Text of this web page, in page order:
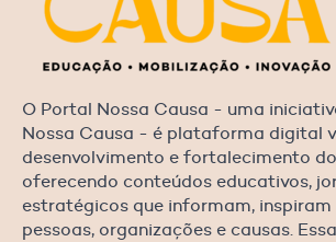
O Portal Nossa Causa - uma
Nossa Causa - é plataforma digital
desenvolvimento e fortalecimento
oferecendo conteúdos educativos,
estratégicos que informam, inspiram
pessoas, organizações e causas.